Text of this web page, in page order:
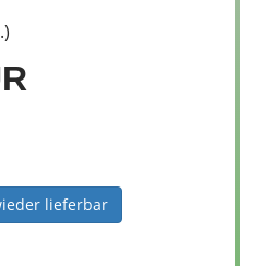
lieferbar